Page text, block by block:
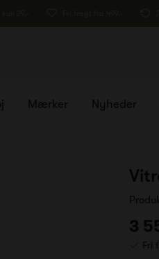
Mærker Nyheder
3
Fri